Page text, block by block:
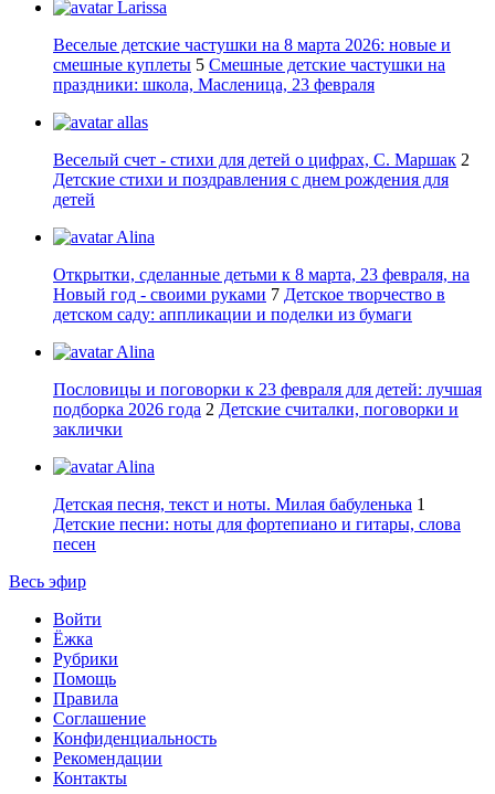
Larissa
Веселые детские частушки на 8 марта 2026: новые и
смешные куплеты 5 Смешные детские частушки на
праздники: школа, Масленица, 23 февраля
allas
Веселый счет - стихи для детей о цифрах, С. Маршак 2
Детские стихи и поздравления с днем рождения для
детей
Alina
Открытки, сделанные детьми к 8 марта, 23 февраля, на
Новый год - своими руками 7 Детское творчество в
детском саду: аппликации и поделки из бумаги
Alina
Пословицы и поговорки к 23 февраля для детей: лучшая
подборка 2026 года 2 Детские считалки, поговорки и
заклички
Alina
Детская песня, текст и ноты. Милая бабуленька 1
Детские песни: ноты для фортепиано и гитары, слова
песен
Весь эфир
Войти
Ёжка
Рубрики
Помощь
Правила
Соглашение
Конфиденциальность
Рекомендации
Контакты